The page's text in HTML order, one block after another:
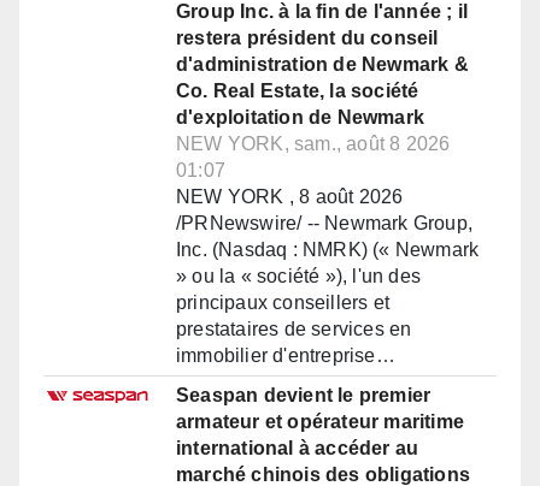
Group Inc. à la fin de l'année ; il
restera président du conseil
d'administration de Newmark &
Co. Real Estate, la société
d'exploitation de Newmark
NEW YORK, sam., août 8 2026
01:07
NEW YORK , 8 août 2026
/PRNewswire/ -- Newmark Group,
Inc. (Nasdaq : NMRK) (« Newmark
» ou la « société »), l'un des
principaux conseillers et
prestataires de services en
immobilier d'entreprise…
Seaspan devient le premier
armateur et opérateur maritime
international à accéder au
marché chinois des obligations